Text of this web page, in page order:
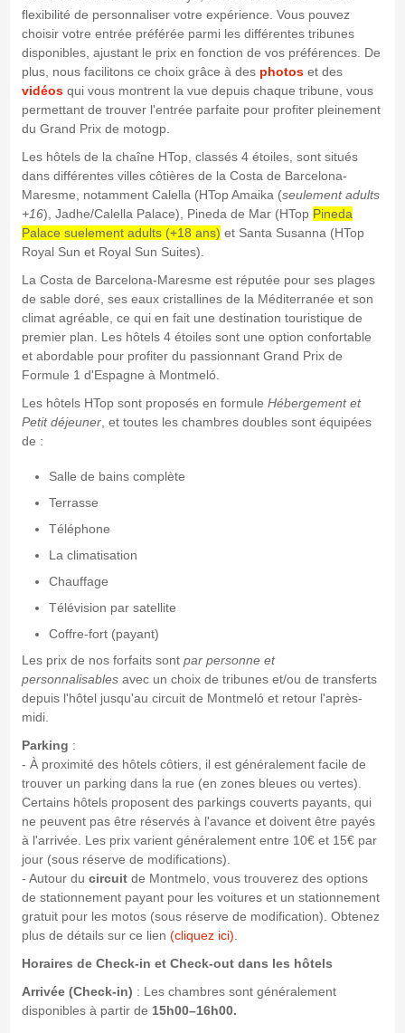
flexibilité de personnaliser votre expérience. Vous pouvez
choisir votre entrée préférée parmi les différentes tribunes
disponibles, ajustant le prix en fonction de vos préférences. De
plus, nous facilitons ce choix grâce à des photoset des
vidéosqui vous montrent la vue depuis chaque tribune, vous
permettant de trouver l'entrée parfaite pour profiter pleinement
du Grand Prix de motogp.
Les hôtels de la chaîne HTop, classés 4 étoiles, sont situés
dans différentes villes côtières de la Costa de Barcelona-
Maresme, notamment Calella (HTop Amaika (seulement adults
+16), Jadhe/Calella Palace), Pineda de Mar (HTop Pineda
Palace suelement adults (+18 ans) et Santa Susanna (HTop
Royal Sun et Royal Sun Suites).
La Costa de Barcelona-Maresme est réputée pour ses plages
de sable doré, ses eaux cristallines de la Méditerranée et son
climat agréable, ce qui en fait une destination touristique de
premier plan. Les hôtels 4 étoiles sont une option confortable
et abordable pour profiter du passionnant Grand Prix de
Formule 1 d'Espagne à Montmeló.
Les hôtels HTop sont proposés en formule Hébergement et
Petit déjeuner, et toutes les chambres doubles sont équipées
de :
Salle de bains complète
Terrasse
Téléphone
La climatisation
Chauffage
Télévision par satellite
Coffre-fort (payant)
Les prix de nos forfaits sont par personne et
personnalisablesavec un choix de tribunes et/ou de transferts
depuis l'hôtel jusqu'au circuit de Montmeló et retour l'après-
midi.
Parking :
- À proximité des hôtels côtiers, il est généralement facile de
trouver un parking dans la rue (en zones bleues ou vertes).
Certains hôtels proposent des parkings couverts payants, qui
ne peuvent pas être réservés à l'avance et doivent être payés
à l'arrivée. Les prix varient généralement entre 10€ et 15€ par
jour (sous réserve de modifications).
- Autour du circuitde Montmelo, vous trouverez des options
de stationnement payant pour les voitures et un stationnement
gratuit pour les motos (sous réserve de modification). Obtenez
plus de détails sur ce lien (cliquez ici)
Horaires de Check-in et Check-out dans les hôtels
Arrivée (Check-in) : Les chambres sont généralement
disponibles à partir de 15h00–16h00.